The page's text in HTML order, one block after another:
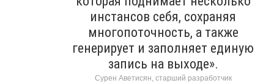
инстансов себя, сохраняя
многопоточность, а также
генерирует и заполняет единую
запись на выходе».
Сурен Аветисян, старший разработчик